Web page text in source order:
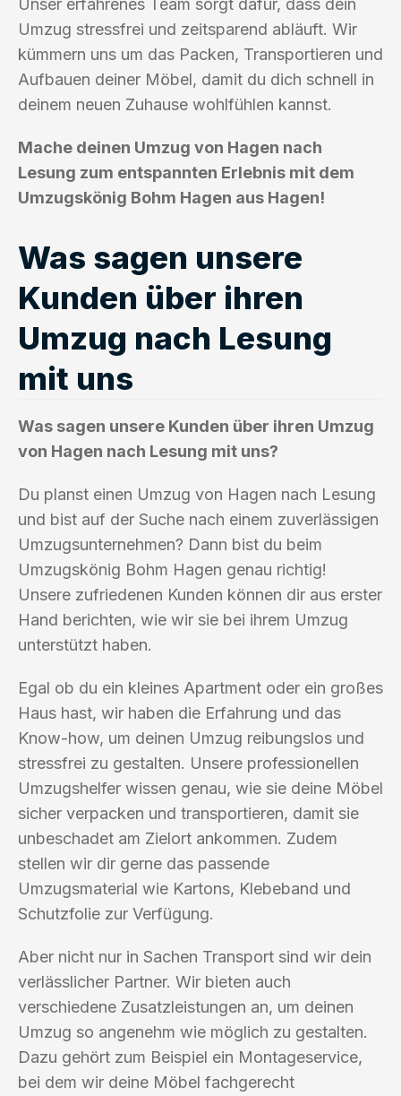
Unser erfahrenes Team sorgt dafür, dass dein
Umzug stressfrei und zeitsparend abläuft. Wir
kümmern uns um das Packen, Transportieren und
Aufbauen deiner Möbel, damit du dich schnell in
deinem neuen Zuhause wohlfühlen kannst.
Mache deinen Umzug von Hagen nach
Lesung zum entspannten Erlebnis mit dem
Umzugskönig Bohm Hagen aus Hagen!
Was sagen unsere
Kunden über ihren
Umzug nach Lesung
mit uns
Was sagen unsere Kunden über ihren Umzug
von Hagen nach Lesung mit uns?
Du planst einen Umzug von Hagen nach Lesung
und bist auf der Suche nach einem zuverlässigen
Umzugsunternehmen? Dann bist du beim
Umzugskönig Bohm Hagen genau richtig!
Unsere zufriedenen Kunden können dir aus erster
Hand berichten, wie wir sie bei ihrem Umzug
unterstützt haben.
Egal ob du ein kleines Apartment oder ein großes
Haus hast, wir haben die Erfahrung und das
Know-how, um deinen Umzug reibungslos und
stressfrei zu gestalten. Unsere professionellen
Umzugshelfer wissen genau, wie sie deine Möbel
sicher verpacken und transportieren, damit sie
unbeschadet am Zielort ankommen. Zudem
stellen wir dir gerne das passende
Umzugsmaterial wie Kartons, Klebeband und
Schutzfolie zur Verfügung.
Aber nicht nur in Sachen Transport sind wir dein
verlässlicher Partner. Wir bieten auch
verschiedene Zusatzleistungen an, um deinen
Umzug so angenehm wie möglich zu gestalten.
Dazu gehört zum Beispiel ein Montageservice,
bei dem wir deine Möbel fachgerecht